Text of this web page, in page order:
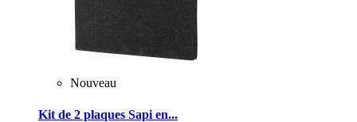
Nouveau
Kit de 2 plaques Sapi en...